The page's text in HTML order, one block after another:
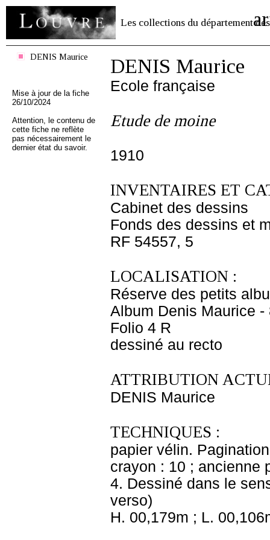
Les collections du département des
DENIS Maurice
Mise à jour de la fiche
26/10/2024
Attention, le contenu de
cette fiche ne reflète
pas nécessairement le
dernier état du savoir.
DENIS Maurice
Ecole française
Etude de moine
1910
INVENTAIRES ET
Cabinet des dessins
Fonds des dessins et
RF 54557, 5
LOCALISATION :
Réserve des petits
Album Denis Maurice -
Folio 4 R
dessiné au recto
ATTRIBUTION
DENIS Maurice
TECHNIQUES :
papier vélin.
crayon : 10 ; ancienne
4. Dessiné dans le
verso)
H. 00,179m ; L.